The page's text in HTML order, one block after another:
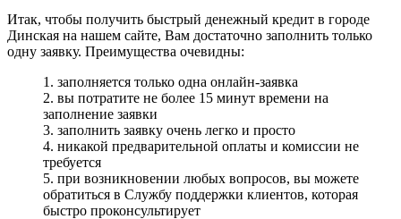
Итак, чтобы получить быстрый денежный кредит в городе
Динская на нашем сайте, Вам достаточно заполнить только
одну заявку. Преимущества очевидны:
1. заполняется только одна онлайн-заявка
2. вы потратите не более 15 минут времени на
заполнение заявки
3. заполнить заявку очень легко и просто
4. никакой предварительной оплаты и комиссии не
требуется
5. при возникновении любых вопросов, вы можете
обратиться в Службу поддержки клиентов, которая
быстро проконсультирует